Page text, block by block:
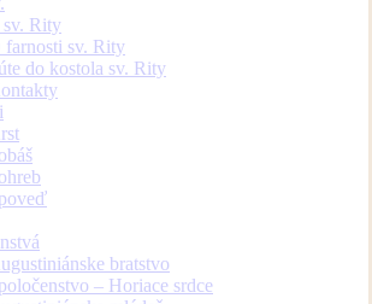
Rity
farnosti sv. Rity
do kostola sv. Rity
bratstvo
– Horiace srdce